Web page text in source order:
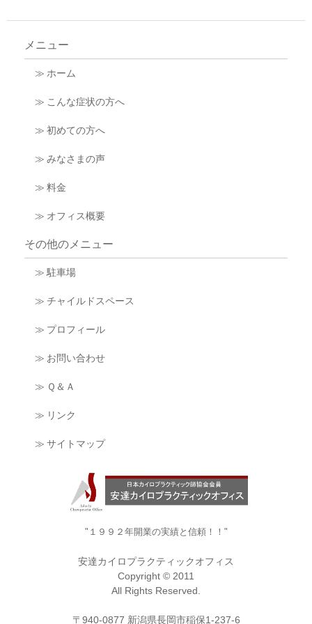
メニュー
≫ ホーム
≫ こんな症状の方へ
≫ 初めての方へ
≫ みなさまの声
≫ 料金
≫ オフィス概要
その他のメニュー
≫ 駐車場
≫ チャイルドスペース
≫ プロフィール
≫ お問い合わせ
≫ Ｑ＆Ａ
≫ リンク
≫ サイトマップ
"１９９２年開業の実績と信頼！！"
安達カイロプラクティックオフィス
Copyright © 2011
All Rights Reserved.
〒940-0877 新潟県長岡市稲保1-237-6